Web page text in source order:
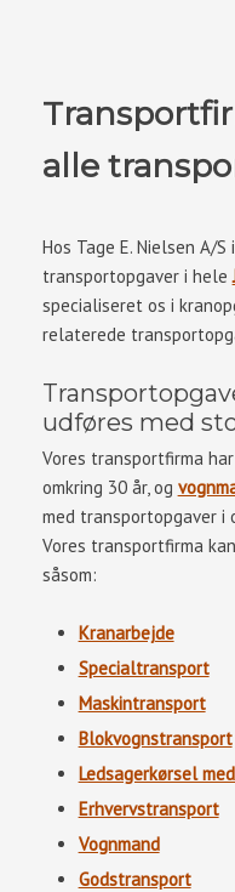
alle
Hos Tage E. Nielsen A/
transportopgaver i hele
specialiseret os i
relaterede
udføres med
Vores transportfirma
omkring 30 år, og
med transportopgaver i
Vores transportfirma
såsom:
Kranarbejde
Specialtransport
Maskintransport
Blokvognstransport
Ledsagerkørsel
Erhvervstransport
Vognmand
Godstransport